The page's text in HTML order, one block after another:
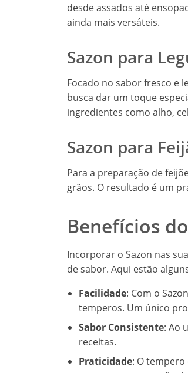
desde assados até
ainda mais versáteis.
Sazon para
Focado no sabor fresco e
busca dar um toque
ingredientes como alho,
Sazon para
Para a preparação de
grãos. O resultado é um
Benefícios
Incorporar o Sazon nas
de sabor. Aqui estão
Facilidade: Com o
temperos. Um único
Sabor Consistente: Ao
receitas.
Praticidade: O